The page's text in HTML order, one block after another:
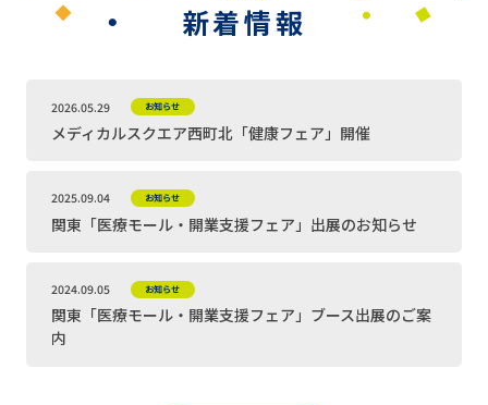
新着情報
2026.05.29 お知らせ
メディカルスクエア西町北「健康フェア」開催
2025.09.04 お知らせ
関東「医療モール・開業支援フェア」出展のお知らせ
2024.09.05 お知らせ
関東「医療モール・開業支援フェア」ブース出展のご案
内